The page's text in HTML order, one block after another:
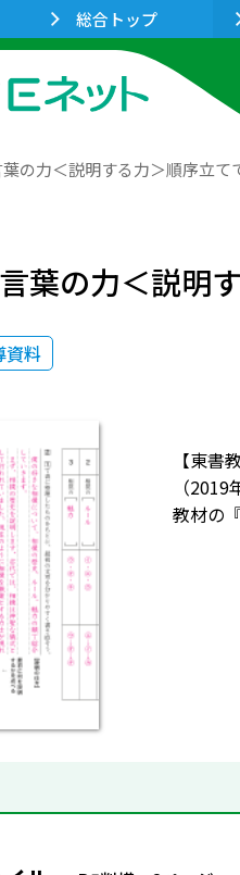
総合トップ
の力＜説明する力＞順序立て
葉の力＜説明
資料
【東
（
教材の